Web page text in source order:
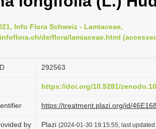
Info Flora Schweiz - Lamiaceae,
de/flora/lamiaceae.html
292563
https://doi.org/10.5281/
https://treatment.plazi.org/id/
by Plazi (2024-01-30 19:15:55, last